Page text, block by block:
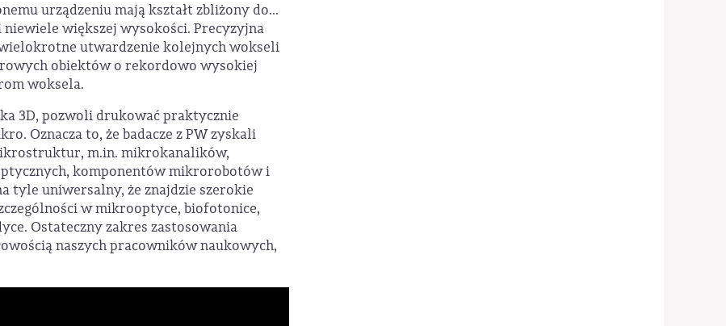
urządzeniu mają kształt zbliżony do...
większej wysokości. Precyzyjna
utwardzenie kolejnych wokseli
obiektów o rekordowo wysokiej
woksela.
3D, pozwoli drukować praktycznie
Oznacza to, że badacze z PW zyskali
m.in. mikrokanalików,
komponentów mikrorobotów i
tyle uniwersalny, że znajdzie szerokie
w mikrooptyce, biofotonice,
Ostateczny zakres zastosowania
naszych pracowników naukowych,